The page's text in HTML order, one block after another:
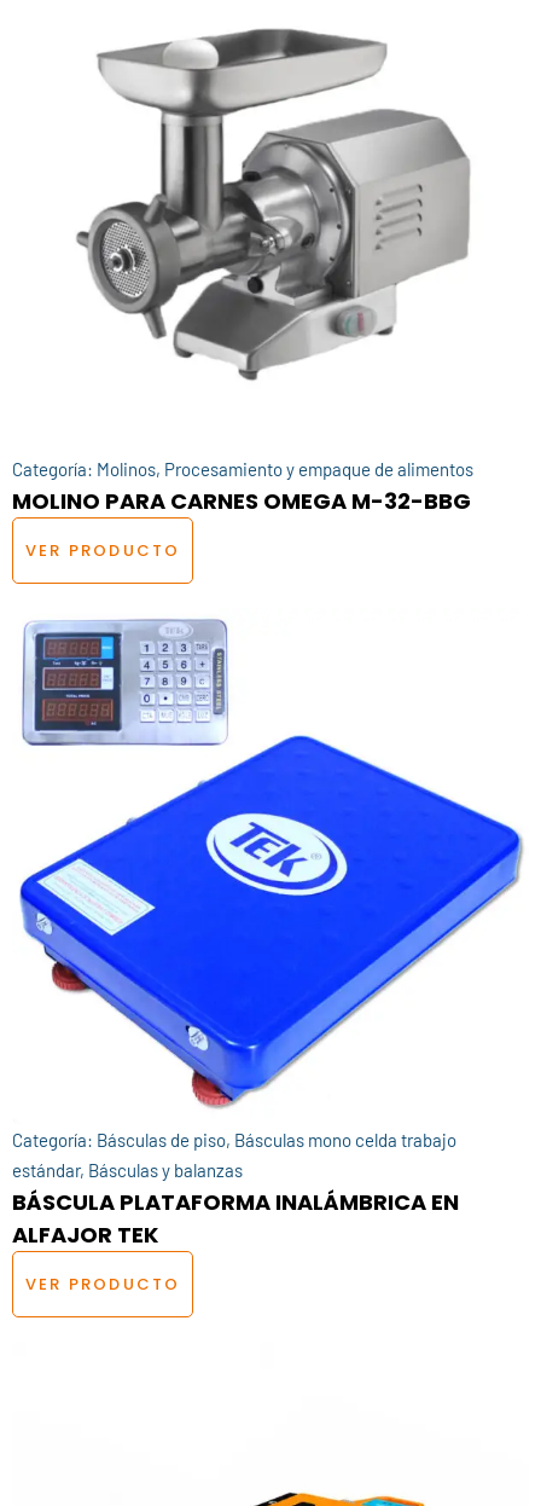
Categoría: Molinos, Procesamiento y empaque de alimentos
MOLINO PARA CARNES OMEGA M-32-BBG
VER PRODUCTO
Categoría: Básculas de piso, Básculas mono celda trabajo
estándar, Básculas y balanzas
BÁSCULA PLATAFORMA INALÁMBRICA EN
ALFAJOR TEK
VER PRODUCTO